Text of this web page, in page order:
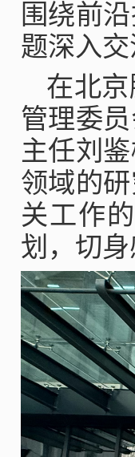
围绕前
题深入
在北
管理委
主任刘
领域的
关工作
划，切